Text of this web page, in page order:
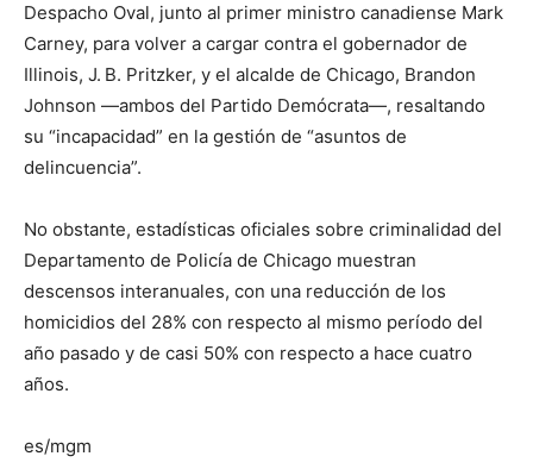
Despacho Oval, junto al primer ministro canadiense Mark
Carney, para volver a cargar contra el gobernador de
Illinois, J. B. Pritzker, y el alcalde de Chicago, Brandon
Johnson —ambos del Partido Demócrata—, resaltando
su “incapacidad” en la gestión de “asuntos de
delincuencia”.
No obstante, estadísticas oficiales sobre criminalidad del
Departamento de Policía de Chicago muestran
descensos interanuales, con una reducción de los
homicidios del 28% con respecto al mismo período del
año pasado y de casi 50% con respecto a hace cuatro
años.
es/mgm